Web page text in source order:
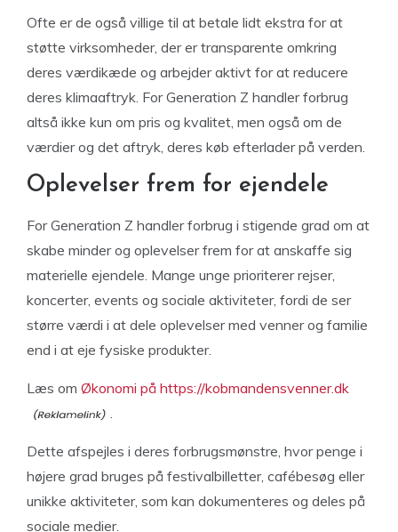
Ofte er de også villige til at betale lidt ekstra for at
støtte virksomheder, der er transparente omkring
deres værdikæde og arbejder aktivt for at reducere
deres klimaaftryk. For Generation Z handler forbrug
altså ikke kun om pris og kvalitet, men også om de
værdier og det aftryk, deres køb efterlader på verden.
Oplevelser frem for ejendele
For Generation Z handler forbrug i stigende grad om at
skabe minder og oplevelser frem for at anskaffe sig
materielle ejendele. Mange unge prioriterer rejser,
koncerter, events og sociale aktiviteter, fordi de ser
større værdi i at dele oplevelser med venner og familie
end i at eje fysiske produkter.
Læs om Økonomi på https://kobmandensvenner.dk
.
Dette afspejles i deres forbrugsmønstre, hvor penge i
højere grad bruges på festivalbilletter, cafébesøg eller
unikke aktiviteter, som kan dokumenteres og deles på
sociale medier.